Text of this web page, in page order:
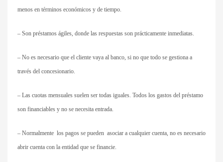
menos en términos económicos y de tiempo.
– Son préstamos ágiles, donde las respuestas son prácticamente inmediatas.
– No es necesario que el cliente vaya al banco, si no que todo se gestiona a
través del concesionario.
– Las cuotas mensuales suelen ser todas iguales. Todos los gastos del préstamo
son financiables y no se necesita entrada.
– Normalmente los pagos se pueden asociar a cualquier cuenta, no es necesario
abrir cuenta con la entidad que se financie.